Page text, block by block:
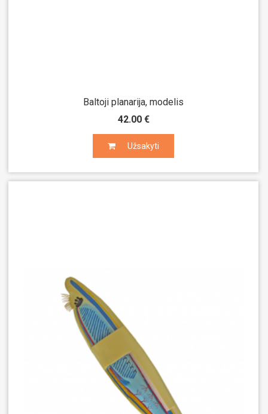
Baltoji planarija, modelis
42.00 €
Užsakyti
Užsakyti